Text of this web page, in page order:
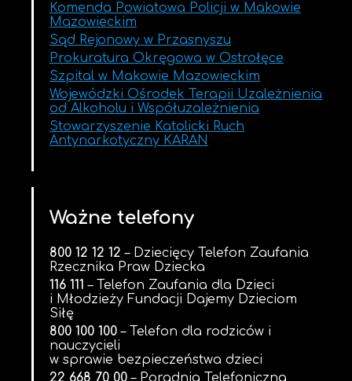
Komenda Powiatowa Policji w Makowie
Mazowieckim
Sąd Rejonowy w Przasnyszu
Prokuratura Okręgowa w Ostrołęce
Szpital w Makowie Mazowieckim
Wojewódzki Ośrodek Terapii Uzależnienia
od Alkoholu i Współuzależnienia
Stowarzyszenie Katolicki Ruch
Antynarkotyczny KARAN
Ważne telefony
800 12 12 12 – Dziecięcy Telefon Zaufania
Rzecznika Praw Dziecka
116 111– Telefon Zaufania dla Dzieci
i Młodzieży Fundacji Dajemy Dzieciom
Siłę
800 100 100 – Telefon dla rodziców i
nauczycieli
w sprawie bezpieczeństwa dzieci